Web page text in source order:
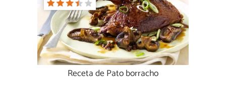
Receta de Pato borracho